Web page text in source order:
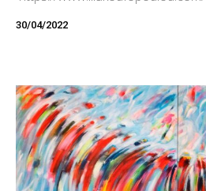
30/04/2022